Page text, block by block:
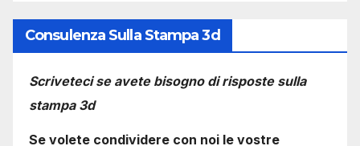
Consulenza Sulla Stampa 3d
Scriveteci se avete bisogno di risposte sulla
stampa 3d
Se volete condividere con noi le vostre